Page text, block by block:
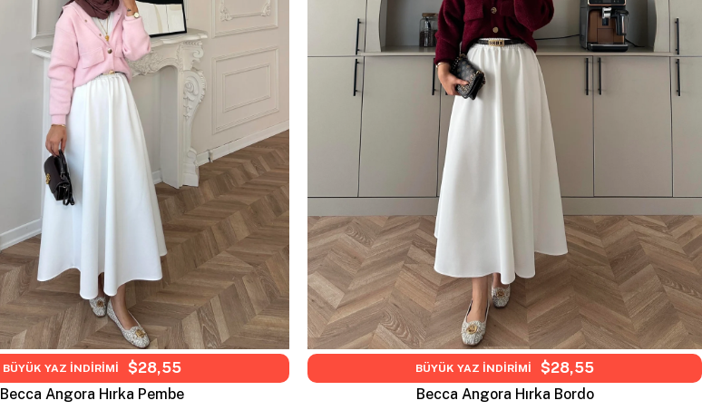
Becca Angora Hırka Pembe
BÜYÜK YAZ İNDİRİMİ
$28,55
Becca Angora Hırka Bordo
BÜYÜK YAZ İNDİRİMİ $28,55